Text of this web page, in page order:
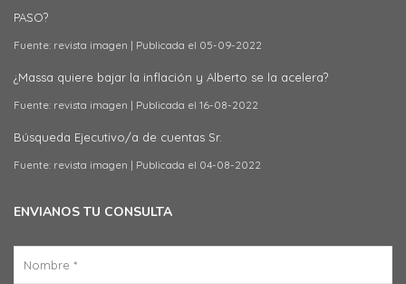
PASO?
Fuente: revista imagen Publicada el 05-09-2022
¿Massa quiere bajar la inflación y Alberto se la acelera?
Fuente: revista imagen Publicada el 16-08-2022
Búsqueda Ejecutivo/a de cuentas Sr.
Fuente: revista imagen Publicada el 04-08-2022
ENVIANOS TU CONSULTA